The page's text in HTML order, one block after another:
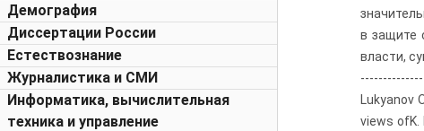
Демография
Диссертации России
Естествознание
Журналистика и СМИ
Информатика, вычислительная
техника и управление
в защите
власти,
Lukyanov
views ofK.